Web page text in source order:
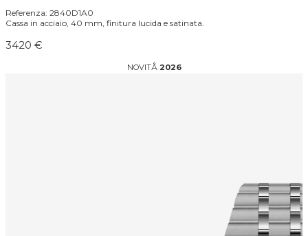
Referenza: 2840D1A0
Cassa in acciaio, 40 mm, finitura lucida e satinata.
3420 €
NOVITÅ 2026